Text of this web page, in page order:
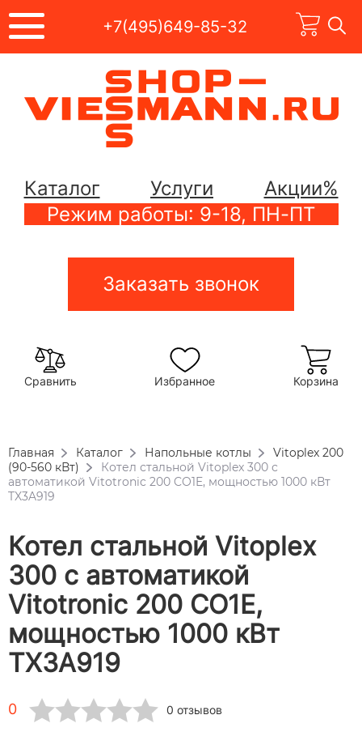
+7(495)649-85-32
Каталог Услуги
Акции%
Режим работы: 9-18, ПН-ПТ
Заказать звонок
Сравнить Избранное Корзина
Главная Каталог Напольные котлы
Vitoplex 200
(90-560 кВт)
Котел стальной Vitoplex 300 с
автоматикой Vitotronic 200 CO1E, мощностью 1000 кВт
TX3A919
Котел стальной Vitoplex
300 с автоматикой
Vitotronic 200 CO1E,
мощностью 1000 кВт
TX3A919
0 0 отзывов